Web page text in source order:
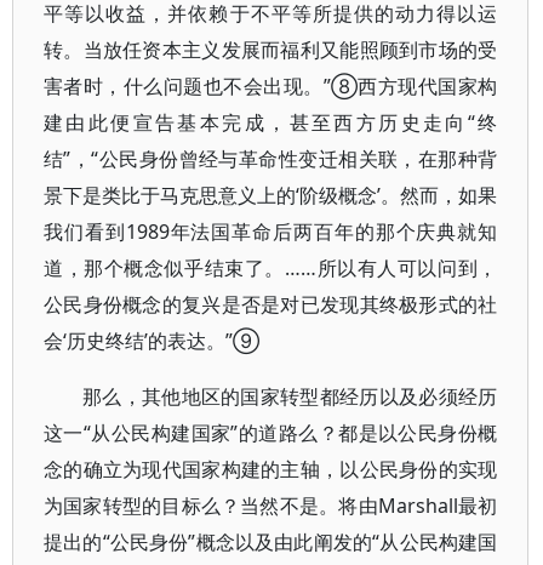
平等以收益，并依赖于不平等所提供的动力得以运
转。当放任资本主义发展而福利又能照顾到市场的受
害者时，什么问题也不会出现。”⑧西方现代国家构
建由此便宣告基本完成，甚至西方历史走向“终
结”，“公民身份曾经与革命性变迁相关联，在那种背
景下是类比于马克思意义上的‘阶级概念’。然而，如果
我们看到1989年法国革命后两百年的那个庆典就知
道，那个概念似乎结束了。……所以有人可以问到，
公民身份概念的复兴是否是对已发现其终极形式的社
会‘历史终结’的表达。”⑨
那么，其他地区的国家转型都经历以及必须经历
这一“从公民构建国家”的道路么？都是以公民身份概
念的确立为现代国家构建的主轴，以公民身份的实现
为国家转型的目标么？当然不是。将由Marshall最初
提出的“公民身份”概念以及由此阐发的“从公民构建国